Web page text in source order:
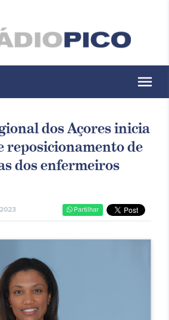
menu
dos Açores inicia
reposicionamento de
dos enfermeiros
Partilhar